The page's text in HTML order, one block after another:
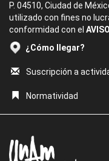
P. 04510, Ciudad de
utilizado con fines no
conformidad con el
¿Cómo llegar?
Suscripción a
Normatividad